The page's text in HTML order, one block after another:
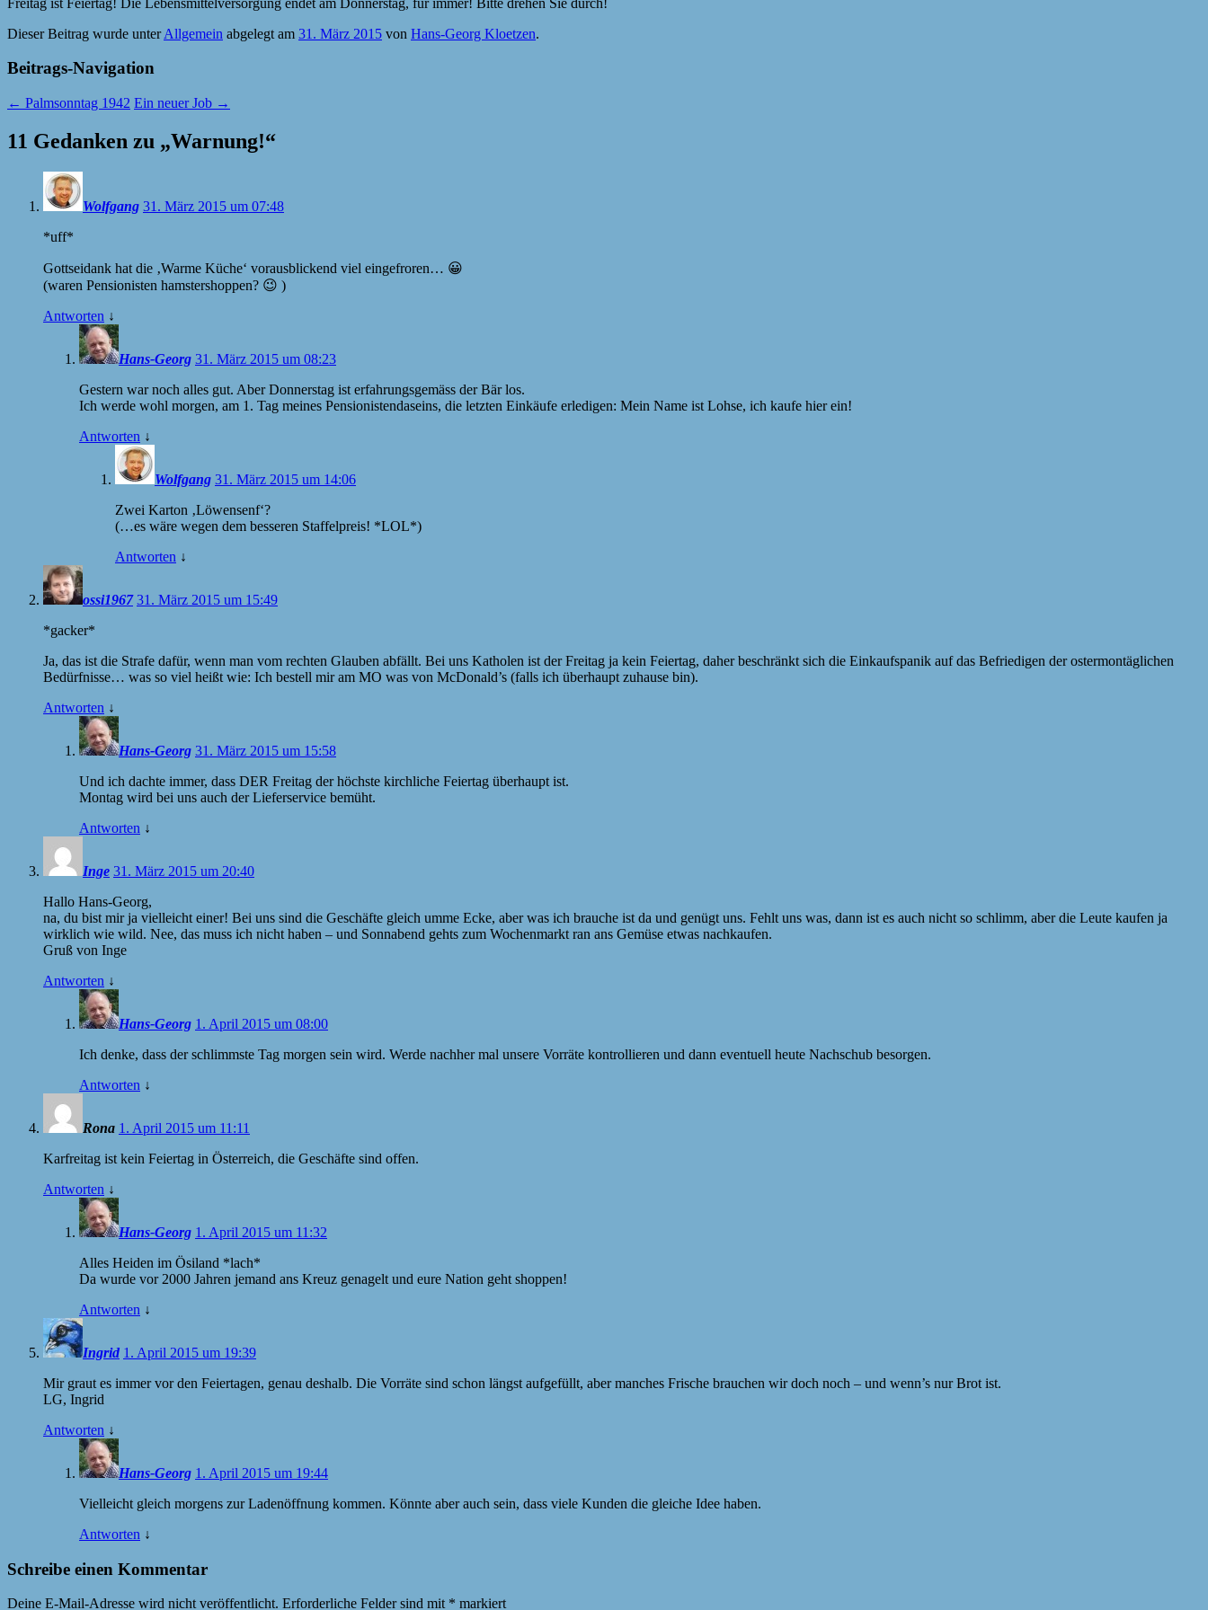
Dieser Beitrag wurde unterAllgemein abgelegt am 31. März 2015 von Hans-Georg Kloetzen.
Beitrags-Navigation
← Palmsonntag 1942 Ein neuer Job →
11 Gedanken zu „Warnung!“
Wolfgang 31. März 2015 um 07:48
*uff*
Gottseidank hat die ‚Warme Küche‘ vorausblickend viel eingefroren… 😀
(waren Pensionisten hamstershoppen? 😉 )
Antworten ↓
Hans-Georg 31. März 2015 um 08:23
Gestern war noch alles gut. Aber Donnerstag ist erfahrungsgemäss der Bär los.
Ich werde wohl morgen, am 1. Tag meines Pensionistendaseins, die letzten Einkäufe erledigen: Mein Name ist Lohse, ich kaufe hier ein!
Antworten ↓
Wolfgang 31. März 2015 um 14:06
Zwei Karton ‚Löwensenf‘?
(…es wäre wegen dem besseren Staffelpreis! *LOL*)
Antworten ↓
ossi1967 31. März 2015 um 15:49
*gacker*
Ja, das ist die Strafe dafür, wenn man vom rechten Glauben abfällt. Bei uns Katholen ist der Freitag ja kein Feiertag, daher beschränkt sich die Einkaufspanik auf das Befriedigen der ostermontäglichen
Bedürfnisse… was so viel heißt wie: Ich bestell mir am MO was von McDonald’s (falls ich überhaupt zuhause bin).
Antworten ↓
Hans-Georg 31. März 2015 um 15:58
Und ich dachte immer, dass DER Freitag der höchste kirchliche Feiertag überhaupt ist.
Montag wird bei uns auch der Lieferservice bemüht.
Antworten ↓
Inge 31. März 2015 um 20:40
Hallo Hans-Georg,
na, du bist mir ja vielleicht einer! Bei uns sind die Geschäfte gleich umme Ecke, aber was ich brauche ist da und genügt uns. Fehlt uns was, dann ist es auch nicht so schlimm, aber die Leute kaufen ja
wirklich wie wild. Nee, das muss ich nicht haben – und Sonnabend gehts zum Wochenmarkt ran ans Gemüse etwas nachkaufen.
Gruß von Inge
Antworten ↓
Hans-Georg 1. April 2015 um 08:00
Ich denke, dass der schlimmste Tag morgen sein wird. Werde nachher mal unsere Vorräte kontrollieren und dann eventuell heute Nachschub besorgen.
Antworten ↓
Rona 1. April 2015 um 11:11
Karfreitag ist kein Feiertag in Österreich, die Geschäfte sind offen.
Antworten ↓
Hans-Georg 1. April 2015 um 11:32
Alles Heiden im Ösiland *lach*
Da wurde vor 2000 Jahren jemand ans Kreuz genagelt und eure Nation geht shoppen!
Antworten ↓
Ingrid 1. April 2015 um 19:39
Mir graut es immer vor den Feiertagen, genau deshalb. Die Vorräte sind schon längst aufgefüllt, aber manches Frische brauchen wir doch noch – und wenn’s nur Brot ist.
LG, Ingrid
Antworten ↓
Hans-Georg 1. April 2015 um 19:44
Vielleicht gleich morgens zur Ladenöffnung kommen. Könnte aber auch sein, dass viele Kunden die gleiche Idee haben.
Antworten ↓
Schreibe einen Kommentar
Deine E-Mail-Adresse wird nicht veröffentlicht. Erforderliche Felder sind mit * markiert